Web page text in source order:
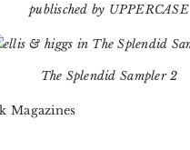
publisched by UPPERCASE
The Splendid Sampler 2